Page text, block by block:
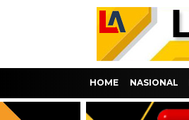
HOME NASIONAL